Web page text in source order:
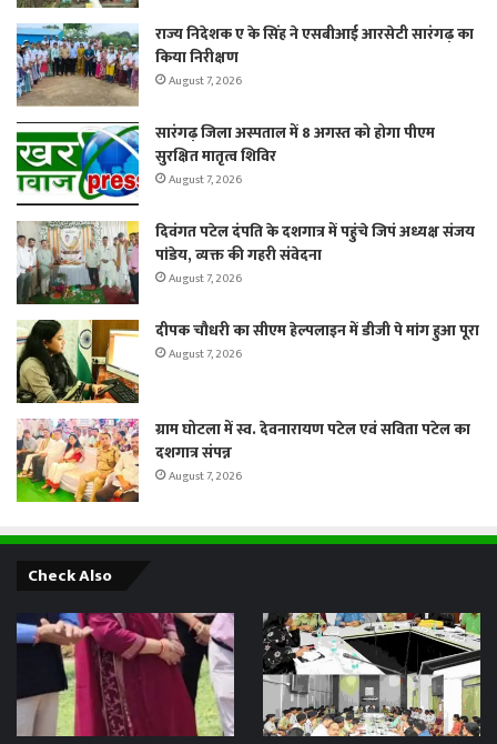
राज्य निदेशक ए के सिंह ने एसबीआई आरसेटी सारंगढ़ का
किया निरीक्षण
August 7, 2026
सारंगढ़ जिला अस्पताल में 8 अगस्त को होगा पीएम
सुरक्षित मातृत्व शिविर
August 7, 2026
दिवंगत पटेल दंपति के दशगात्र में पहुंचे जिपं अध्यक्ष संजय
पांडेय, व्यक्त की गहरी संवेदना
August 7, 2026
दीपक चौधरी का सीएम हेल्पलाइन में डीजी पे मांग हुआ पूरा
August 7, 2026
ग्राम घोटला में स्व. देवनारायण पटेल एवं सविता पटेल का
दशगात्र संपन्न
August 7, 2026
Check Also